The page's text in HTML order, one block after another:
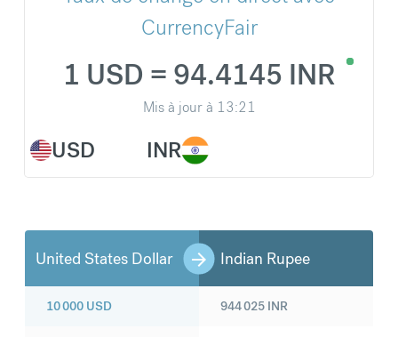
CurrencyFair
USD
1 USD = 94.4145 INR
Mis à jour à 13:21
INR
United States Dollar Indian Rupee
10 000 USD 944 025 INR